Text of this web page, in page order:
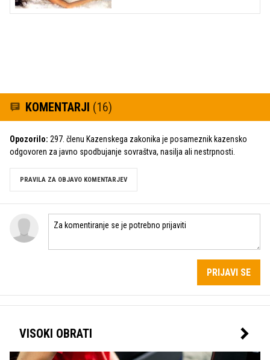
KOMENTARJI (16)
Opozorilo: 297. členu Kazenskega zakonika je posameznik kazensko
odgovoren za javno spodbujanje sovraštva, nasilja ali nestrpnosti.
PRAVILA ZA OBJAVO KOMENTARJEV
PRIJAVI SE
VISOKI OBRATI